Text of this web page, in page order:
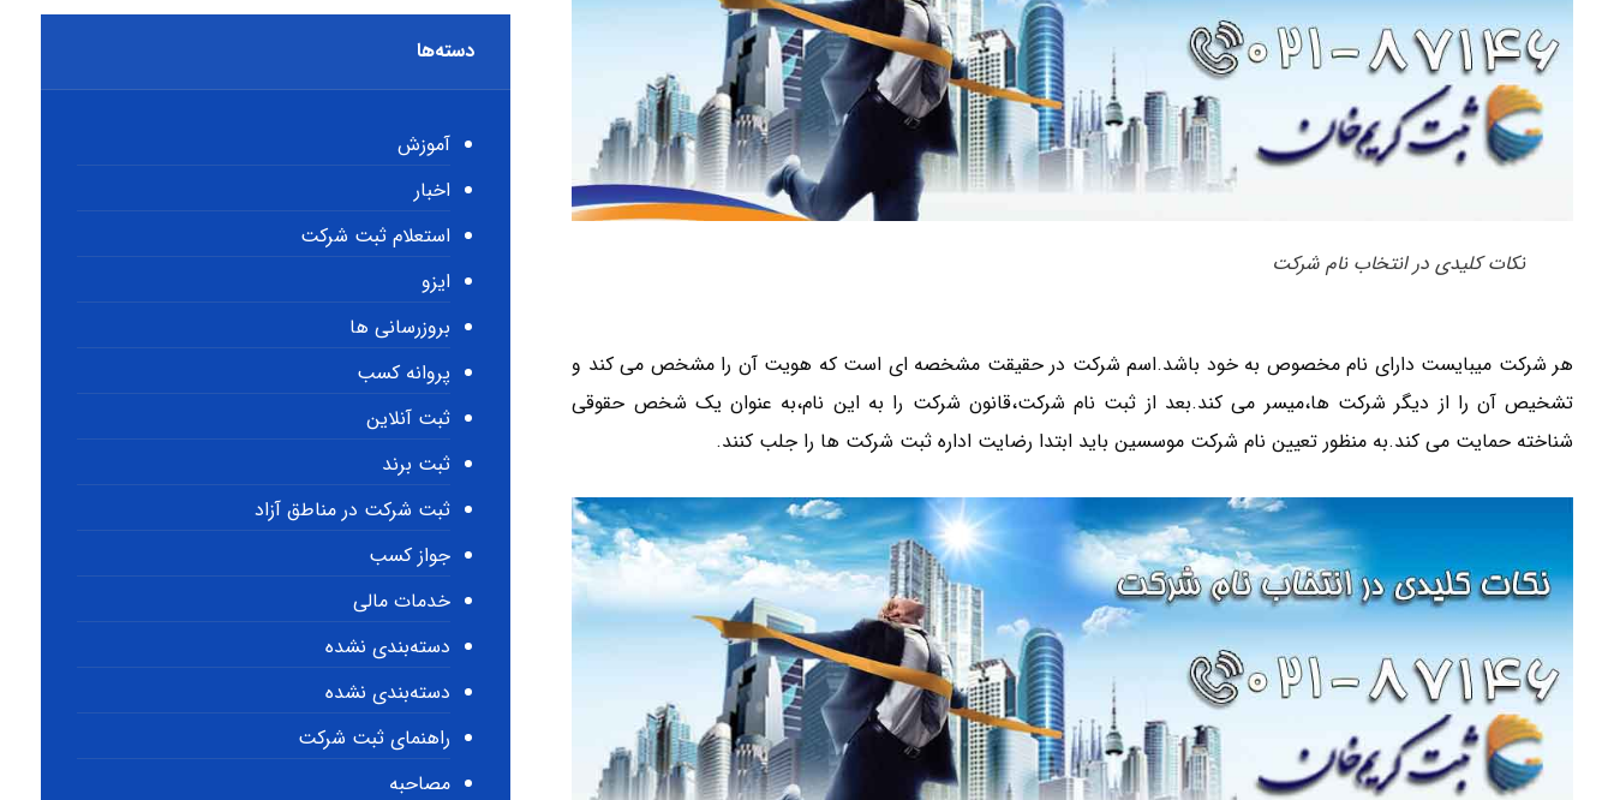
نکات کلیدی در انتخاب نام شرکت
هر شرکت میبایست دارای نام مخصوص به خود باشد.اسم شرکت در حقیقت مشخصه ای است که هویت آن را مشخص می کند و
تشخیص آن را از دیگر شرکت ها،میسر می کند.بعد از ثبت نام شرکت،قانون شرکت را به این نام،به عنوان یک شخص حقوقی
شناخته حمایت می کند.به منظور تعیین نام شرکت موسسین باید ابتدا رضایت اداره ثبت شرکت ها را جلب کنند.
دسته‌ها
آموزش
اخبار
استعلام ثبت شرکت
ایزو
بروزرسانی ها
پروانه کسب
ثبت آنلاین
ثبت برند
ثبت شرکت در مناطق آزاد
جواز کسب
خدمات مالی
دسته‌بندی نشده
دسته‌بندی نشده
راهنمای ثبت شرکت
مصاحبه